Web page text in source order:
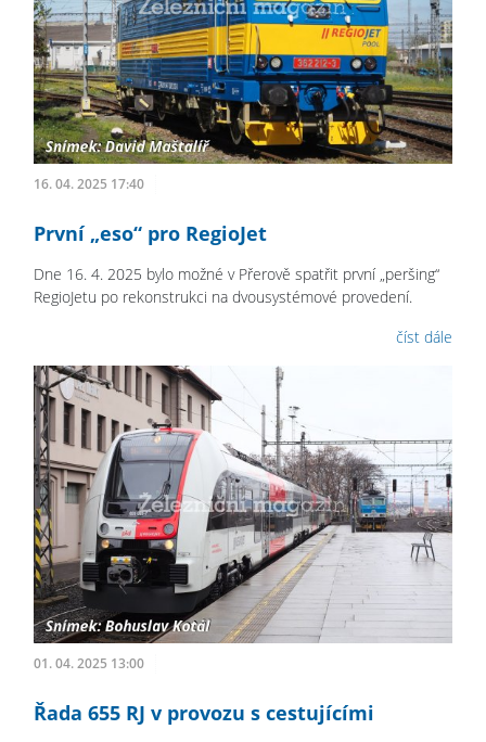
16. 04. 2025 17:40
První „eso“ pro RegioJet
Dne 16. 4. 2025 bylo možné v Přerově spatřit první „peršing“
RegioJetu po rekonstrukci na dvousystémové provedení.
číst dále
01. 04. 2025 13:00
Řada 655 RJ v provozu s cestujícími